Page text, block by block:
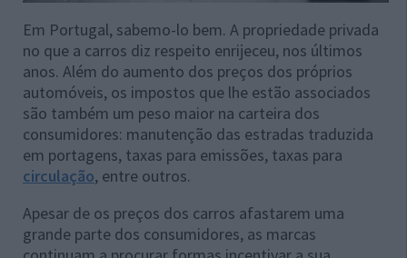
Em Portugal, sabemo-lo bem. A propriedade privada
no que a carros diz respeito enrijeceu, nos últimos
anos. Além do aumento dos preços dos próprios
automóveis, os impostos que lhe estão associados
são também um peso maior na carteira dos
consumidores: manutenção das estradas traduzida
em portagens, taxas para emissões, taxas para
circulação, entre outros.
Apesar de os preços dos carros afastarem uma
grande parte dos consumidores, as marcas